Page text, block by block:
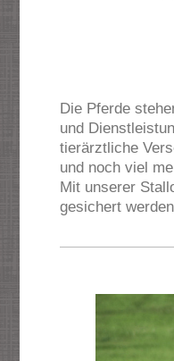
Die Pferde
und
tierärztliche
und noch viel
Mit unserer
gesichert